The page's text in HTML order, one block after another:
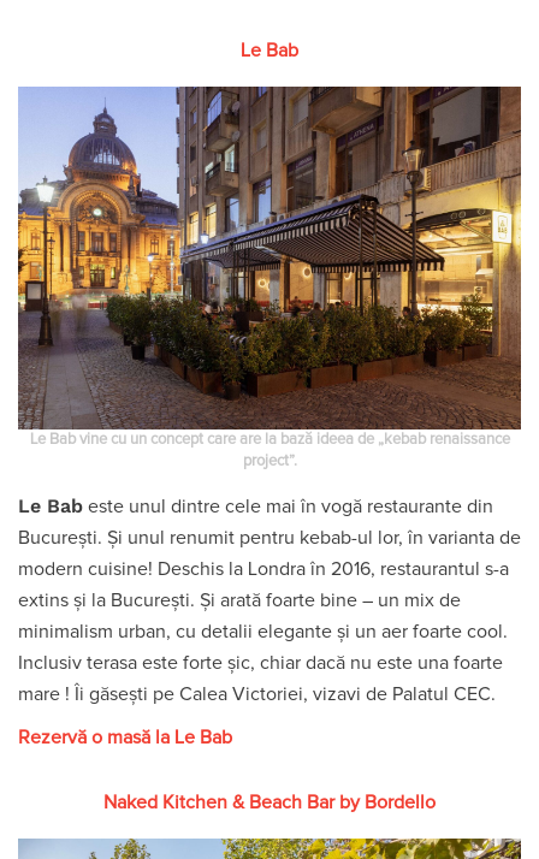
Le Bab
Le Bab vine cu un concept care are la bază ideea de „kebab renaissance
project”.
Le Bab este unul dintre cele mai în vogă restaurante din
București. Și unul renumit pentru kebab-ul lor, în varianta de
modern cuisine! Deschis la Londra în 2016, restaurantul s-a
extins și la București. Și arată foarte bine – un mix de
minimalism urban, cu detalii elegante și un aer foarte cool.
Inclusiv terasa este forte șic, chiar dacă nu este una foarte
mare ! Îi găsești pe Calea Victoriei, vizavi de Palatul CEC.
Rezervă o masă la Le Bab
Naked Kitchen & Beach Bar by Bordello